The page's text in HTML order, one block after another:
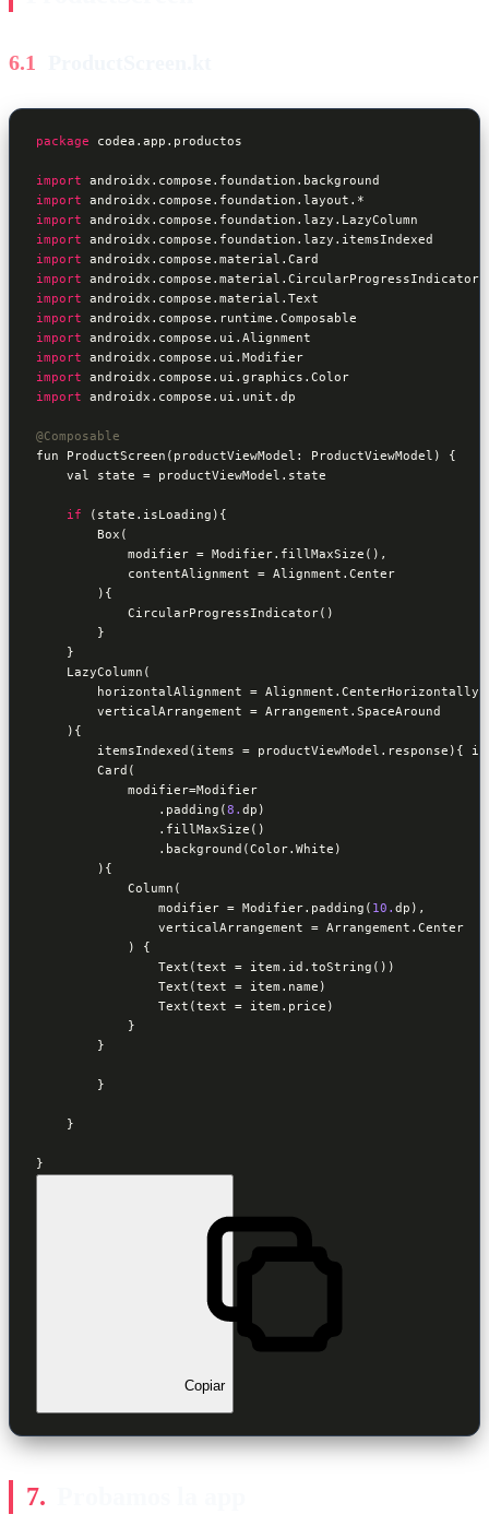
package codea.app.productos
import
import
import
import
import
import
import
import
import
import
import
import androidx.compose.ui.unit.dp
@Composable
fun ProductScreen(productViewModel: ProductViewModel) {
    val state = productViewModel.state
if (state.isLoading){
        Box(
            modifier = Modifier.fillMaxSize(),
            contentAlignment = Alignment.Center
        ){
            CircularProgressIndicator()
        }
    }
    LazyColumn(
        horizontalAlignment = Alignment.CenterHorizontally,
        verticalArrangement = Arrangement.SpaceAround
    ){
itemsIndexed(items = productViewModel.response){
        Card(
            modifier=Modifier
                .padding(
8. dp)
                .fillMaxSize()
                .background(Color.White)
        ){
            Column(
                modifier = Modifier.padding(
10. dp),
                verticalArrangement = Arrangement.Center
            ) {
                Text(text = item.id.toString())
                Text(text = item.name)
                Text(text = item.price)
            }
        }
        }
    }
}
Copiar